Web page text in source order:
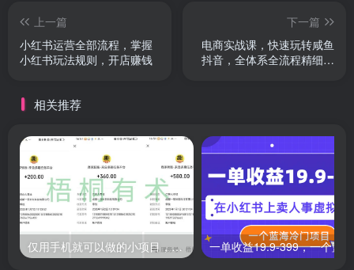
上一篇
小红书运营全部流程，掌握
小红书玩法规则，开店赚钱
下一篇
电商实战课，快速玩转咸鱼
抖音，全体系全流程精细化
相关推荐
仅用手机就可以做的小项目，当天就能见钱，每天100-300